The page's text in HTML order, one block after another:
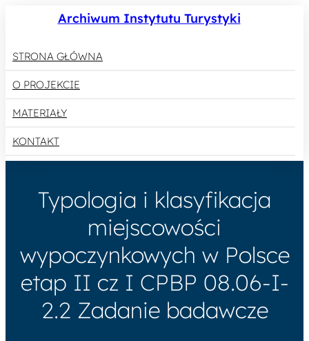
Archiwum Instytutu Turystyki
STRONA GŁÓWNA
O PROJEKCIE
MATERIAŁY
KONTAKT
Typologia i klasyfikacja
miejscowości
wypoczynkowych w Polsce
etap II cz I CPBP 08.06-I-
2.2 Zadanie badawcze